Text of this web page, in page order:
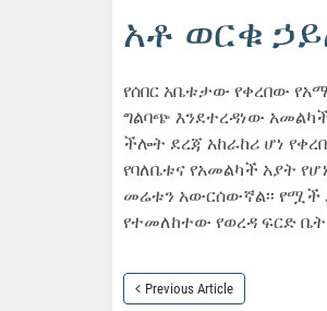
አቶ ወርቁ
የሰበር አቤቱታው የቀረበው
ግልባጭ እንደተረዳነው
ችሎት ደረጃ አከራከሪ ሆነ
የባለቤቱና የአመልካች አያት
መሬቱን አውርሰውኛል፡፡ የሟች
የተመለከተው የወረዳ ፍርድ
Previous Article